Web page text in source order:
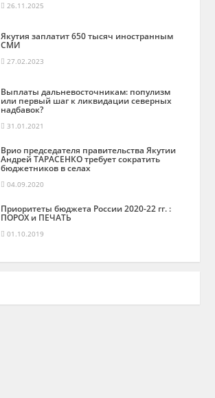
26.11.2025
Якутия заплатит 650 тысяч иностранным
СМИ
27.02.2023
Выплаты дальневосточникам: популизм
или первый шаг к ликвидации северных
надбавок?
31.01.2021
Врио председателя правительства Якутии
Андрей ТАРАСЕНКО требует сократить
бюджетников в селах
04.09.2020
Приоритеты бюджета России 2020-22 гг. :
ПОРОХ и ПЕЧАТЬ
01.10.2019